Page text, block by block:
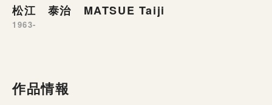
松江 泰治 MATSUE Taiji
1963-
作品情報